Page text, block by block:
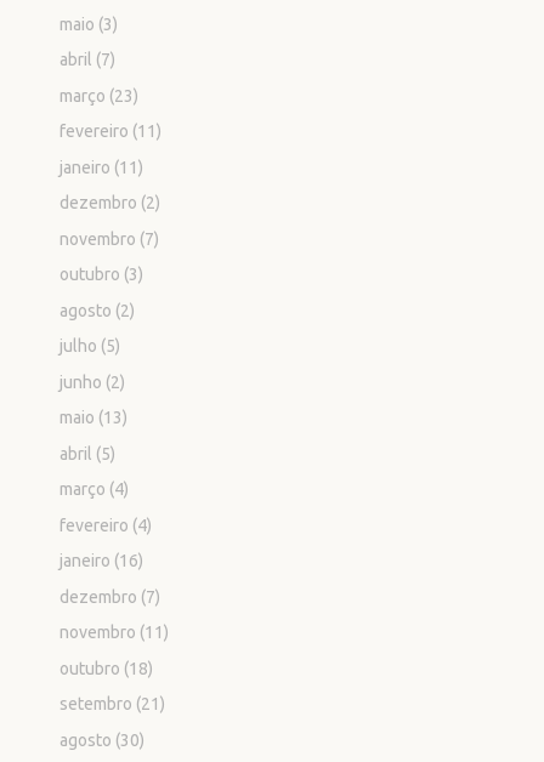
maio (3)
abril (7)
março (23)
fevereiro (11)
janeiro (11)
dezembro (2)
novembro (7)
outubro (3)
agosto (2)
julho (5)
junho (2)
maio (13)
abril (5)
março (4)
fevereiro (4)
janeiro (16)
dezembro (7)
novembro (11)
outubro (18)
setembro (21)
agosto (30)